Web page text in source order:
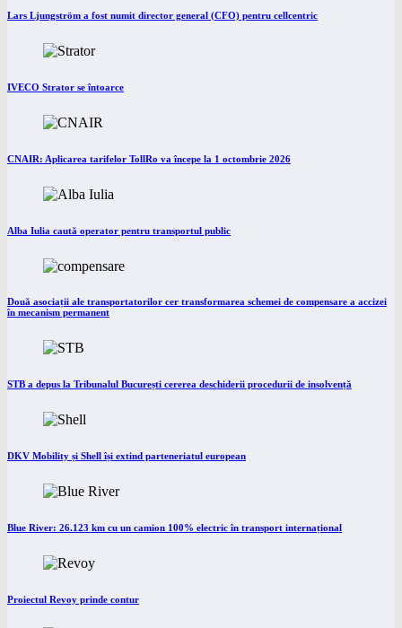
Lars Ljungström a fost numit director general (CFO) pentru cellcentric
IVECO Strator se întoarce
CNAIR: Aplicarea tarifelor TollRo va începe la 1 octombrie 2026
Alba Iulia caută operator pentru transportul public
Două asociații ale transportatorilor cer transformarea schemei de compensare a accizei
în mecanism permanent
STB a depus la Tribunalul București cererea deschiderii procedurii de insolvență
DKV Mobility și Shell își extind parteneriatul european
Blue River: 26.123 km cu un camion 100% electric în transport internațional
Proiectul Revoy prinde contur